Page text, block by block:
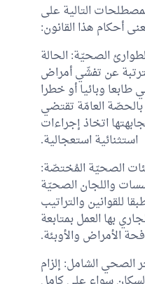
التالية على
أحكام هذا القانون:
الصحيّة: الحالة
عن تفشّي أمراض
طابعا وبائيا أو خطرا
العامّة تقتضي
اتخاذ إجراءات
استثنائية استعجالية.
الصحيّة المُختصّة:
واللجان الصحيّة
للقوانين والتراتيب
بها العمل بمتابعة
الأمراض والأوبئة.
الصحي الشامل: إلزام